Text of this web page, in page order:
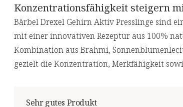
Konzentrationsfähigkeit steigern
Bärbel Drexel Gehirn Aktiv Presslinge sind
mit einer innovativen Rezeptur aus 100%
Kombination aus Brahmi,
gezielt die Konzentration, Merkfähigkeit
Sehr gutes Produkt